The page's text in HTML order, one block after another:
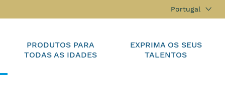
Portugal
PRODUTOS PARA
TODAS AS IDADES
EXPRIMA OS SEUS
TALENTOS